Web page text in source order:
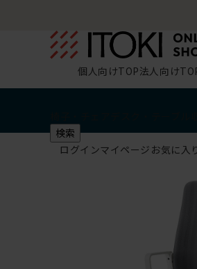
個人向けTOP法人向け
検索
ログインマイページ お気に入